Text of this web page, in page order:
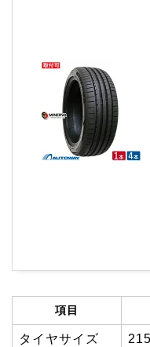
項目
タイヤサイズ